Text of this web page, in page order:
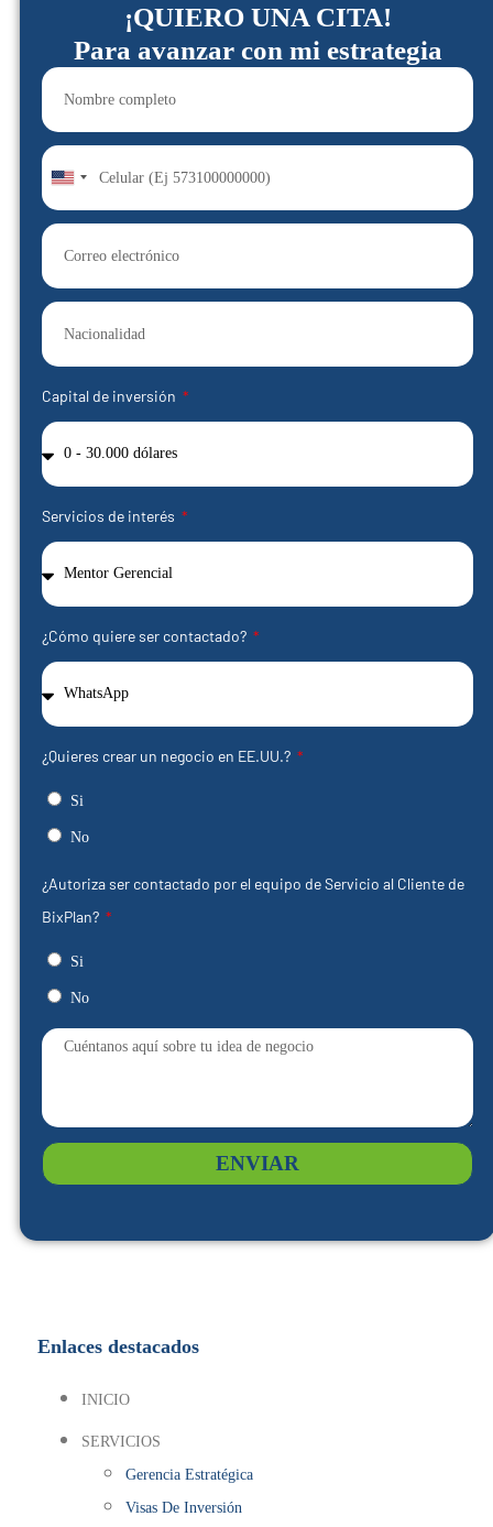
¡QUIERO UNA CITA!
Para avanzar con mi estrategia
United
States
+1
Capital de inversión
Servicios de interés
¿Cómo quiere ser contactado?
¿Quieres crear un negocio en EE.UU.?
Si
No
¿Autoriza ser contactado por el equipo de Servicio al Cliente de
BixPlan?
Si
No
ENVIAR
Enlaces destacados
INICIO
SERVICIOS
Gerencia Estratégica
Visas De Inversión